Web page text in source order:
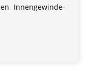
Innengewinde-